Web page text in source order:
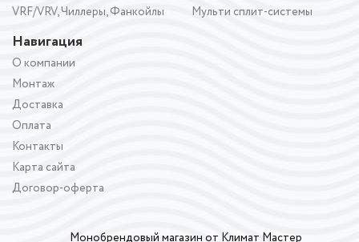
VRF/VRV, Чиллеры, Фанкойлы
Мульти сплит-системы
Навигация
О компании
Монтаж
Доставка
Оплата
Контакты
Карта сайта
Договор-оферта
Монобрендовый магазин от Климат Мастер